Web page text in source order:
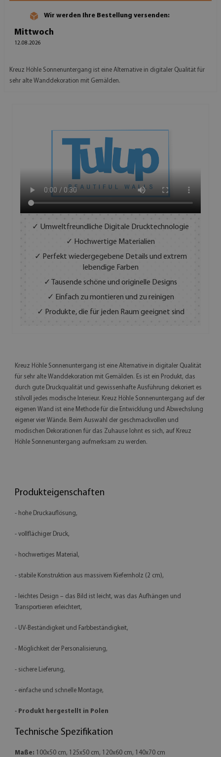
Wir werden Ihre Bestellung versenden:
Mittwoch
12.08.2026
Kreuz Höhle Sonnenuntergang ist eine Alternative in digitaler Qualität für
sehr alte Wanddekoration mit Gemälden.
✓ Umweltfreundliche Digitale Drucktechnologie
✓ Hochwertige Materialien
✓ Perfekt wiedergegebene Details und extrem
lebendige Farben
✓ Tausende schöne und originelle Designs
✓ Einfach zu montieren und zu reinigen
✓ Produkte, die für jeden Raum geeignet sind
Kreuz Höhle Sonnenuntergang ist eine Alternative in digitaler Qualität
für sehr alte Wanddekoration mit Gemälden. Es ist ein Produkt, das
durch gute Druckqualität und gewissenhafte Ausführung dekoriert es
stilvoll jedes modische Interieur. Kreuz Höhle Sonnenuntergang auf der
eigenen Wand ist eine Methode für die Entwicklung und Abwechslung
eigener vier Wände. Beim Auswahl der geschmackvollen und
modischen Dekorationen für das Zuhause lohnt es sich, auf Kreuz
Höhle Sonnenuntergang aufmerksam zu werden.
Produkteigenschaften
- hohe Druckauflösung,
- vollflächiger Druck,
- hochwertiges Material,
- stabile Konstruktion aus massivem Kiefernholz (2 cm),
- leichtes Design – das Bild ist leicht, was das Aufhängen und
Transportieren erleichtert,
- UV-Beständigkeit und Farbbeständigkeit,
- Möglichkeit der Personalisierung,
- sichere Lieferung,
- einfache und schnelle Montage,
- Produkt hergestellt in Polen
Technische Spezifikation
Maße: 100x50 cm, 125x50 cm, 120x60 cm, 140x70 cm